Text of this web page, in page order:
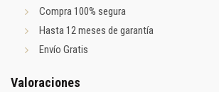
Compra 100% segura
Hasta 12 meses de garantía
Envío Gratis
Valoraciones